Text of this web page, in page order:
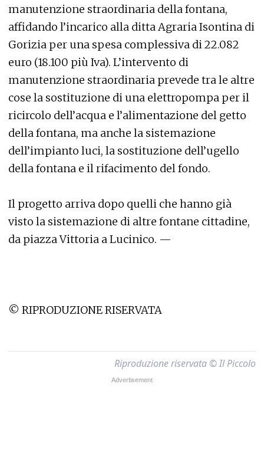
manutenzione straordinaria della fontana,
affidando l’incarico alla ditta Agraria Isontina di
Gorizia per una spesa complessiva di 22.082
euro (18.100 più Iva). L’intervento di
manutenzione straordinaria prevede tra le altre
cose la sostituzione di una elettropompa per il
ricircolo dell’acqua e l’alimentazione del getto
della fontana, ma anche la sistemazione
dell’impianto luci, la sostituzione dell’ugello
della fontana e il rifacimento del fondo.
Il progetto arriva dopo quelli che hanno già
visto la sistemazione di altre fontane cittadine,
da piazza Vittoria a Lucinico. —
© RIPRODUZIONE RISERVATA
Riproduzione riservata © Il Piccolo